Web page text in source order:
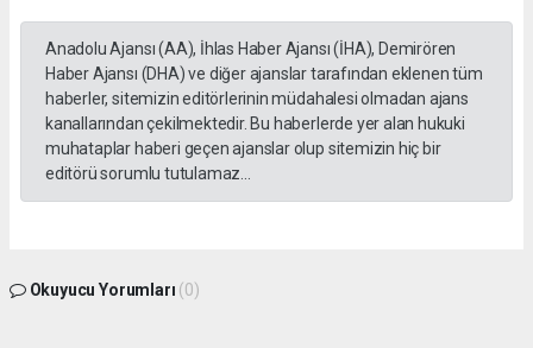
Anadolu Ajansı (AA), İhlas Haber Ajansı (İHA), Demirören
Haber Ajansı (DHA) ve diğer ajanslar tarafından eklenen tüm
haberler, sitemizin editörlerinin müdahalesi olmadan ajans
kanallarından çekilmektedir. Bu haberlerde yer alan hukuki
muhataplar haberi geçen ajanslar olup sitemizin hiç bir
editörü sorumlu tutulamaz...
Okuyucu Yorumları (0)